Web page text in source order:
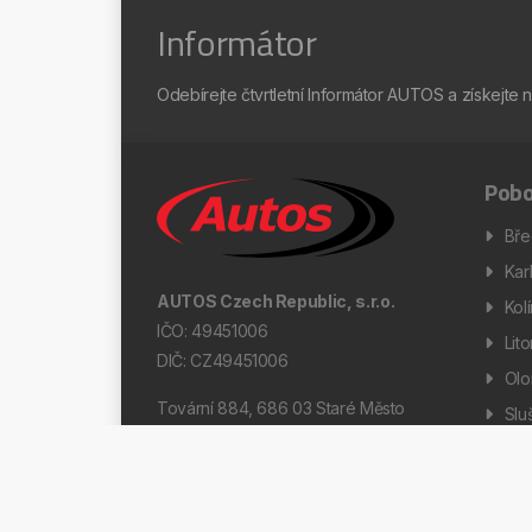
Informátor
Odebírejte čtvrtletní Informátor AUTOS a získejte
AUTOS Czech Republic, s.r.o.
IČO: 49451006
DIČ: CZ49451006
Tovární 884, 686 03 Staré Město